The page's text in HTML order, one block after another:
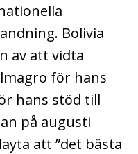
Bolivia
av att vidta
för hans
hans stöd till
på augusti
att ”det bästa